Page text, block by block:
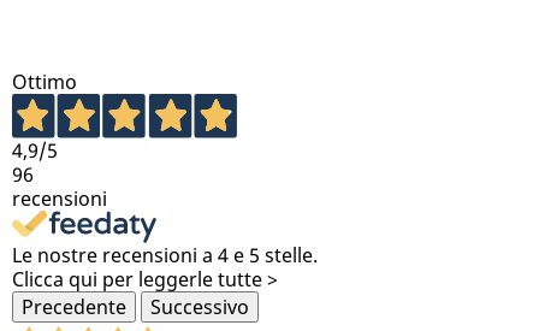
Ottimo
4,9/5
96
recensioni
Le nostre recensioni a 4 e 5 stelle.
Clicca qui per leggerle tutte >
Precedente
Successivo